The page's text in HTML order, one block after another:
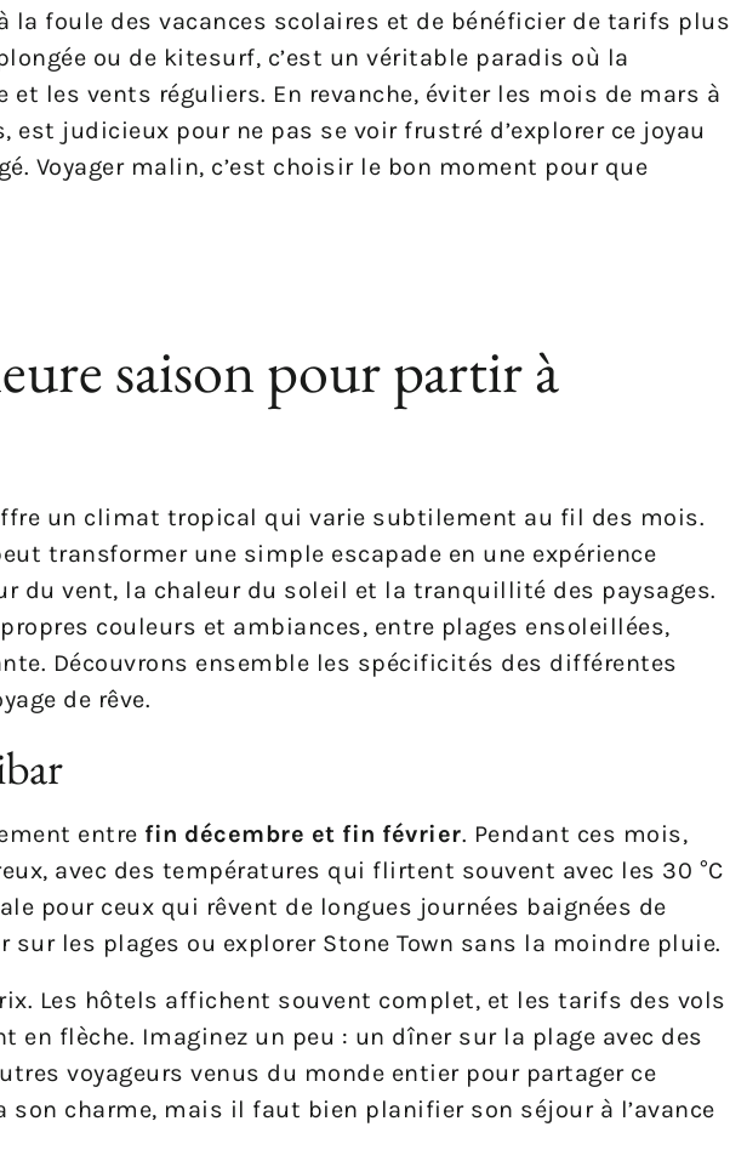
la foule des vacances scolaires et de bénéficier de tarifs plus
ou de kitesurf, c’est un véritable paradis où la
les vents réguliers. En revanche, éviter les mois de mars à
est judicieux pour ne pas se voir frustré d’explorer ce joyau
Voyager malin, c’est choisir le bon moment pour que
saison pour partir à
un climat tropical qui varie subtilement au fil des mois.
transformer une simple escapade en une expérience
du vent, la chaleur du soleil et la tranquillité des paysages.
couleurs et ambiances, entre plages ensoleillées,
Découvrons ensemble les spécificités des différentes
de rêve.
entre fin décembre et fin février. Pendant ces mois,
avec des températures qui flirtent souvent avec les 30 °C
pour ceux qui rêvent de longues journées baignées de
les plages ou explorer Stone Town sans la moindre pluie.
Les hôtels affichent souvent complet, et les tarifs des vols
en flèche. Imaginez un peu : un dîner sur la plage avec des
voyageurs venus du monde entier pour partager ce
son charme, mais il faut bien planifier son séjour à l’avance